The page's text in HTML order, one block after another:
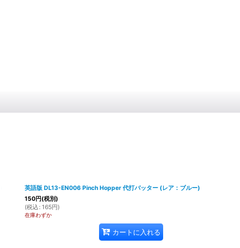
英語版 DL13-EN006 Pinch Hopper 代打バッター (レア：ブルー)
150円(税別)
(税込 : 165円)
在庫わずか
カートに入れる